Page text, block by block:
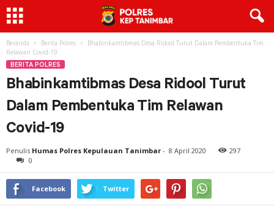
Beranda Berita Polres
Bhabinkamtibmas Desa Ridool Turut Dalam Pembentuka Tim
Relawan Covid-19
BERITA POLRES
Bhabinkamtibmas Desa Ridool Turut
Dalam Pembentuka Tim Relawan
Covid-19
Penulis Humas Polres Kepulauan Tanimbar - 8 April 2020
297
0
Facebook Twitter